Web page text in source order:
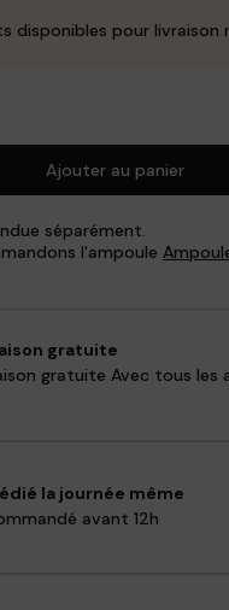
disponibles pour livraison
Ajouter au panier
séparément.
l'ampoule
gratuite
gratuite Avec tous les
la journée même
avant 12h